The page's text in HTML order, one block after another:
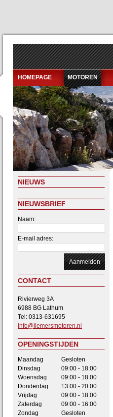
NIEUWS
NIEUWSBRIEF
Naam:
E-mail adres:
CONTACT
Rivierweg 3A
6988 BG Lathum
Tel: 0313-631695
info@liemersmotoren.nl
OPENINGSTIJDEN
Maandag
Gesloten
Dinsdag
09:00 - 18:00
Woensdag
09:00 - 18:00
Donderdag
13:00 - 20:00
Vrijdag
09:00 - 18:00
Zaterdag
09:00 - 16:00
Zondag
Gesloten
HOMEPAGE MOTOREN